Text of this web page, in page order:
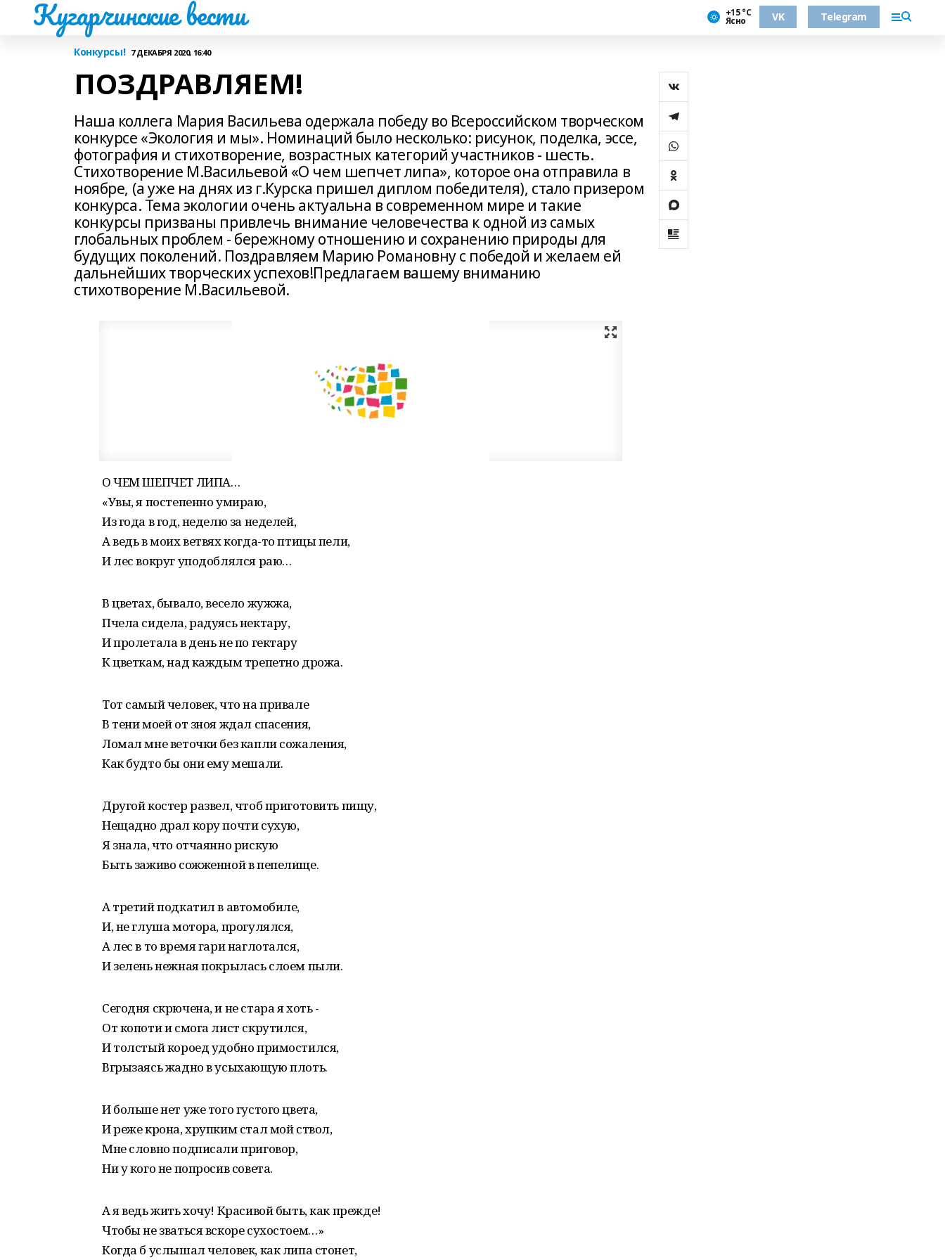
Кугарчинские вести +15 °С
Ясно VK Telegram
Конкурсы! 7 ДЕКАБРЯ 2020, 16:40
ПОЗДРАВЛЯЕМ!
Наша коллега Мария Васильева одержала победу во Всероссийском творческом
конкурсе «Экология и мы». Номинаций было несколько: рисунок, поделка, эссе,
фотография и стихотворение, возрастных категорий участников - шесть.
Стихотворение М.Васильевой «О чем шепчет липа», которое она отправила в
ноябре, (а уже на днях из г.Курска пришел диплом победителя), стало призером
конкурса. Тема экологии очень актуальна в современном мире и такие
конкурсы призваны привлечь внимание человечества к одной из самых
глобальных проблем - бережному отношению и сохранению природы для
будущих поколений. Поздравляем Марию Романовну с победой и желаем ей
дальнейших творческих успехов!Предлагаем вашему вниманию
стихотворение М.Васильевой.
О ЧЕМ ШЕПЧЕТ ЛИПА…
«Увы, я постепенно умираю,
Из года в год, неделю за неделей,
А ведь в моих ветвях когда-то птицы пели,
И лес вокруг уподоблялся раю…
В цветах, бывало, весело жужжа,
Пчела сидела, радуясь нектару,
И пролетала в день не по гектару
К цветкам, над каждым трепетно дрожа.
Тот самый человек, что на привале
В тени моей от зноя ждал спасения,
Ломал мне веточки без капли сожаления,
Как будто бы они ему мешали.
Другой костер развел, чтоб приготовить пищу,
Нещадно драл кору почти сухую,
Я знала, что отчаянно рискую
Быть заживо сожженной в пепелище.
А третий подкатил в автомобиле,
И, не глуша мотора, прогулялся,
А лес в то время гари наглотался,
И зелень нежная покрылась слоем пыли.
Сегодня скрючена, и не стара я хоть -
От копоти и смога лист скрутился,
И толстый короед удобно примостился,
Вгрызаясь жадно в усыхающую плоть.
И больше нет уже того густого цвета,
И реже крона, хрупким стал мой ствол,
Мне словно подписали приговор,
Ни у кого не попросив совета.
А я ведь жить хочу! Красивой быть, как прежде!
Чтобы не зваться вскоре сухостоем…»
Когда б услышал человек, как липа стонет,